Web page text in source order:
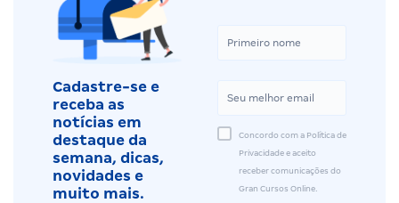
Cadastre-se e
receba as
notícias em
destaque da
semana, dicas,
novidades e
muito mais.
Concordo com a Política de
Privacidade e aceito
receber comunicações do
Gran Cursos Online.